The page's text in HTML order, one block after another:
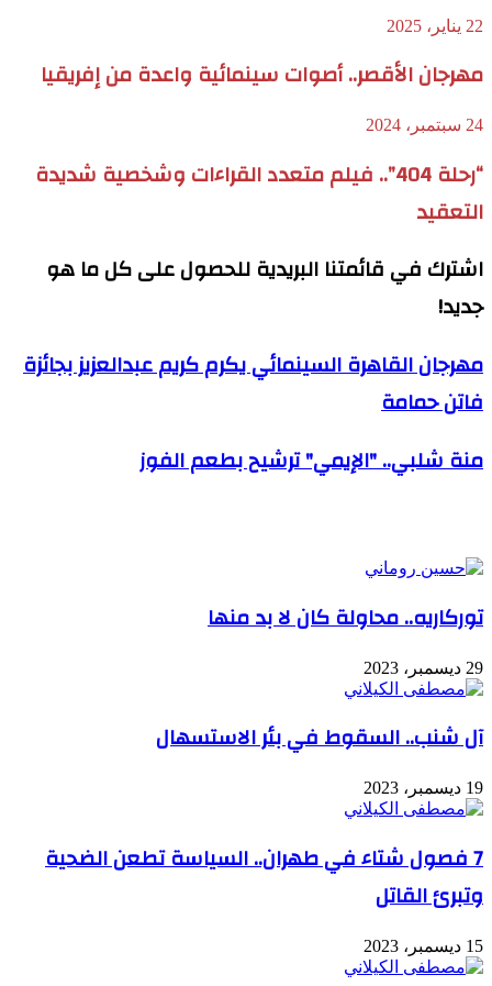
22 يناير، 2025
مهرجان الأقصر.. أصوات سينمائية واعدة من إفريقيا
24 سبتمبر، 2024
“رحلة 404”.. فيلم متعدد القراءات وشخصية شديدة
التعقيد
اشترك في قائمتنا البريدية للحصول على كل ما هو
جديد!
مهرجان القاهرة السينمائي يكرم كريم عبدالعزيز بجائزة
فاتن حمامة
منة شلبي.. "الإيمي" ترشيح بطعم الفوز
توركاريه.. محاولة كان لا بد منها
29 ديسمبر، 2023
آل شنب.. السقوط في بئر الاستسهال
19 ديسمبر، 2023
7 فصول شتاء في طهران.. السياسة تطعن الضحية
وتبرئ القاتل
15 ديسمبر، 2023